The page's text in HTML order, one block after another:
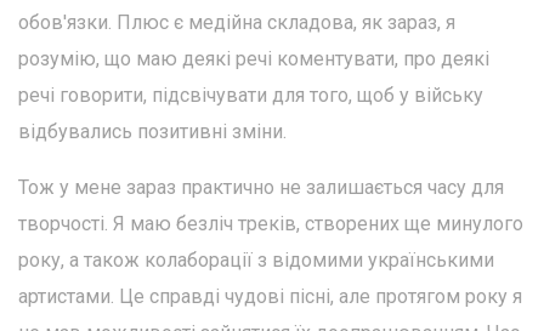
обов'язки. Плюс є медійна складова, як зараз, я
розумію, що маю деякі речі коментувати, про деякі
речі говорити, підсвічувати для того, щоб у війську
відбувались позитивні зміни.
Тож у мене зараз практично не залишається часу для
творчості. Я маю безліч треків, створених ще минулого
року, а також колаборації з відомими українськими
артистами. Це справді чудові пісні, але протягом року я